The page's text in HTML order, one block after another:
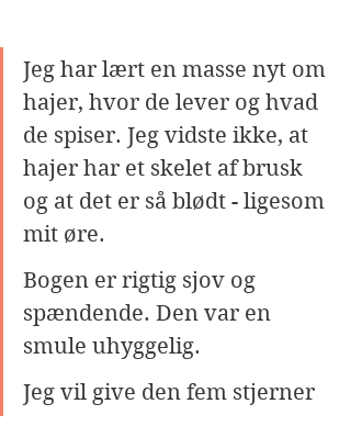
Jeg har lært en masse nyt om
hajer, hvor de lever og hvad
de spiser. Jeg vidste ikke, at
hajer har et skelet af brusk
og at det er så blødt - ligesom
mit øre.
Bogen er rigtig sjov og
spændende. Den var en
smule uhyggelig.
Jeg vil give den fem stjerner